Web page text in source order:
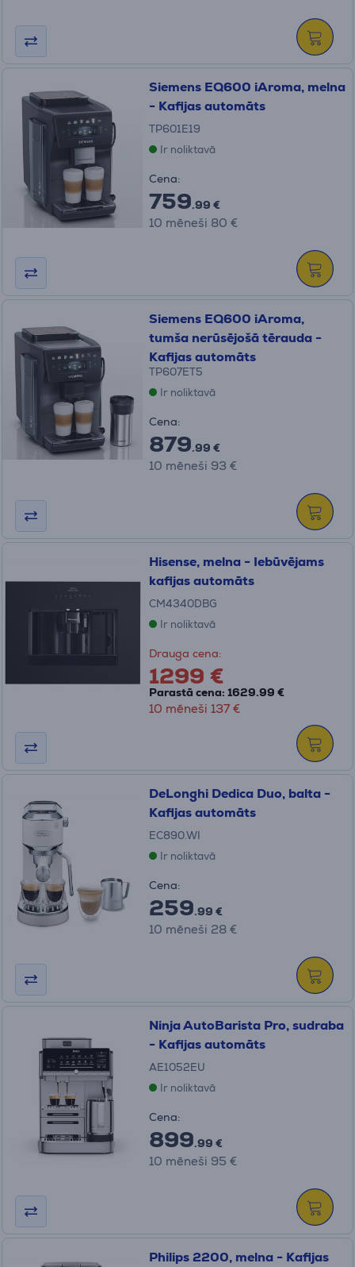
Siemens EQ600 iAroma, melna
- Kafijas automāts
TP601E19
Ir noliktavā
Cena:
759.99 €
10 mēneši 80 €
Siemens EQ600 iAroma,
tumša nerūsējošā tērauda -
Kafijas automāts
TP607ET5
Ir noliktavā
Cena:
879.99 €
10 mēneši 93 €
Hisense, melna - Iebūvējams
kafijas automāts
CM4340DBG
Ir noliktavā
Drauga cena:
1299 €
Parastā cena: 1629.99 €
10 mēneši 137 €
DeLonghi Dedica Duo, balta -
Kafijas automāts
EC890.WI
Ir noliktavā
Cena:
259.99 €
10 mēneši 28 €
Ninja AutoBarista Pro, sudraba
- Kafijas automāts
AE1052EU
Ir noliktavā
Cena:
899.99 €
10 mēneši 95 €
Philips 2200, melna - Kafijas